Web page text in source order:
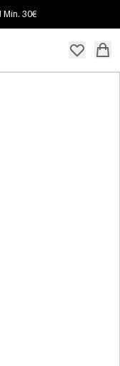
Mín. 30€